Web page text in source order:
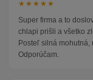
★★★★★
Super firma a to
chlapi prišli a všetko
Posteľ silná mohutná,
Odporúčam.